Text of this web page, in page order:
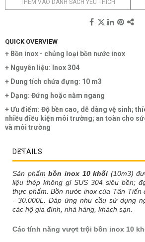
THÊM VÀO DANH SÁCH YÊU THÍCH
QUICK OVERVIEW
+ Bồn inox - chủng loại bồn nước inox
+ Nguyên liệu: Inox 304
+ Dung tích chứa đựng: 10 m3
+ Dạng: Đứng hoặc nằm ngang
+ Ưu điểm: Độ bền cao, dễ dàng vệ sinh;
nhiều điều kiện môi trường; an toàn cho
và môi trường
DETAILS
Sản phẩm bồn inox 10 khối (10m3)
liệu thép không gỉ SUS 304 siêu bền;
thực phẩm. Bồn nước inox của Tân Tiến
- 30.000L. Đáp ứng nhu cầu sử dụng
các hộ gia đình, nhà hàng, khách sạn.
Các tính năng vượt trội bồn inox 10